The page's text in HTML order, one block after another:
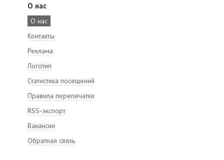
О нас
О нас
Контакты
Реклама
Логотип
Статистика посещений
Правила перепечатки
RSS-экспорт
Вакансии
Обратная связь